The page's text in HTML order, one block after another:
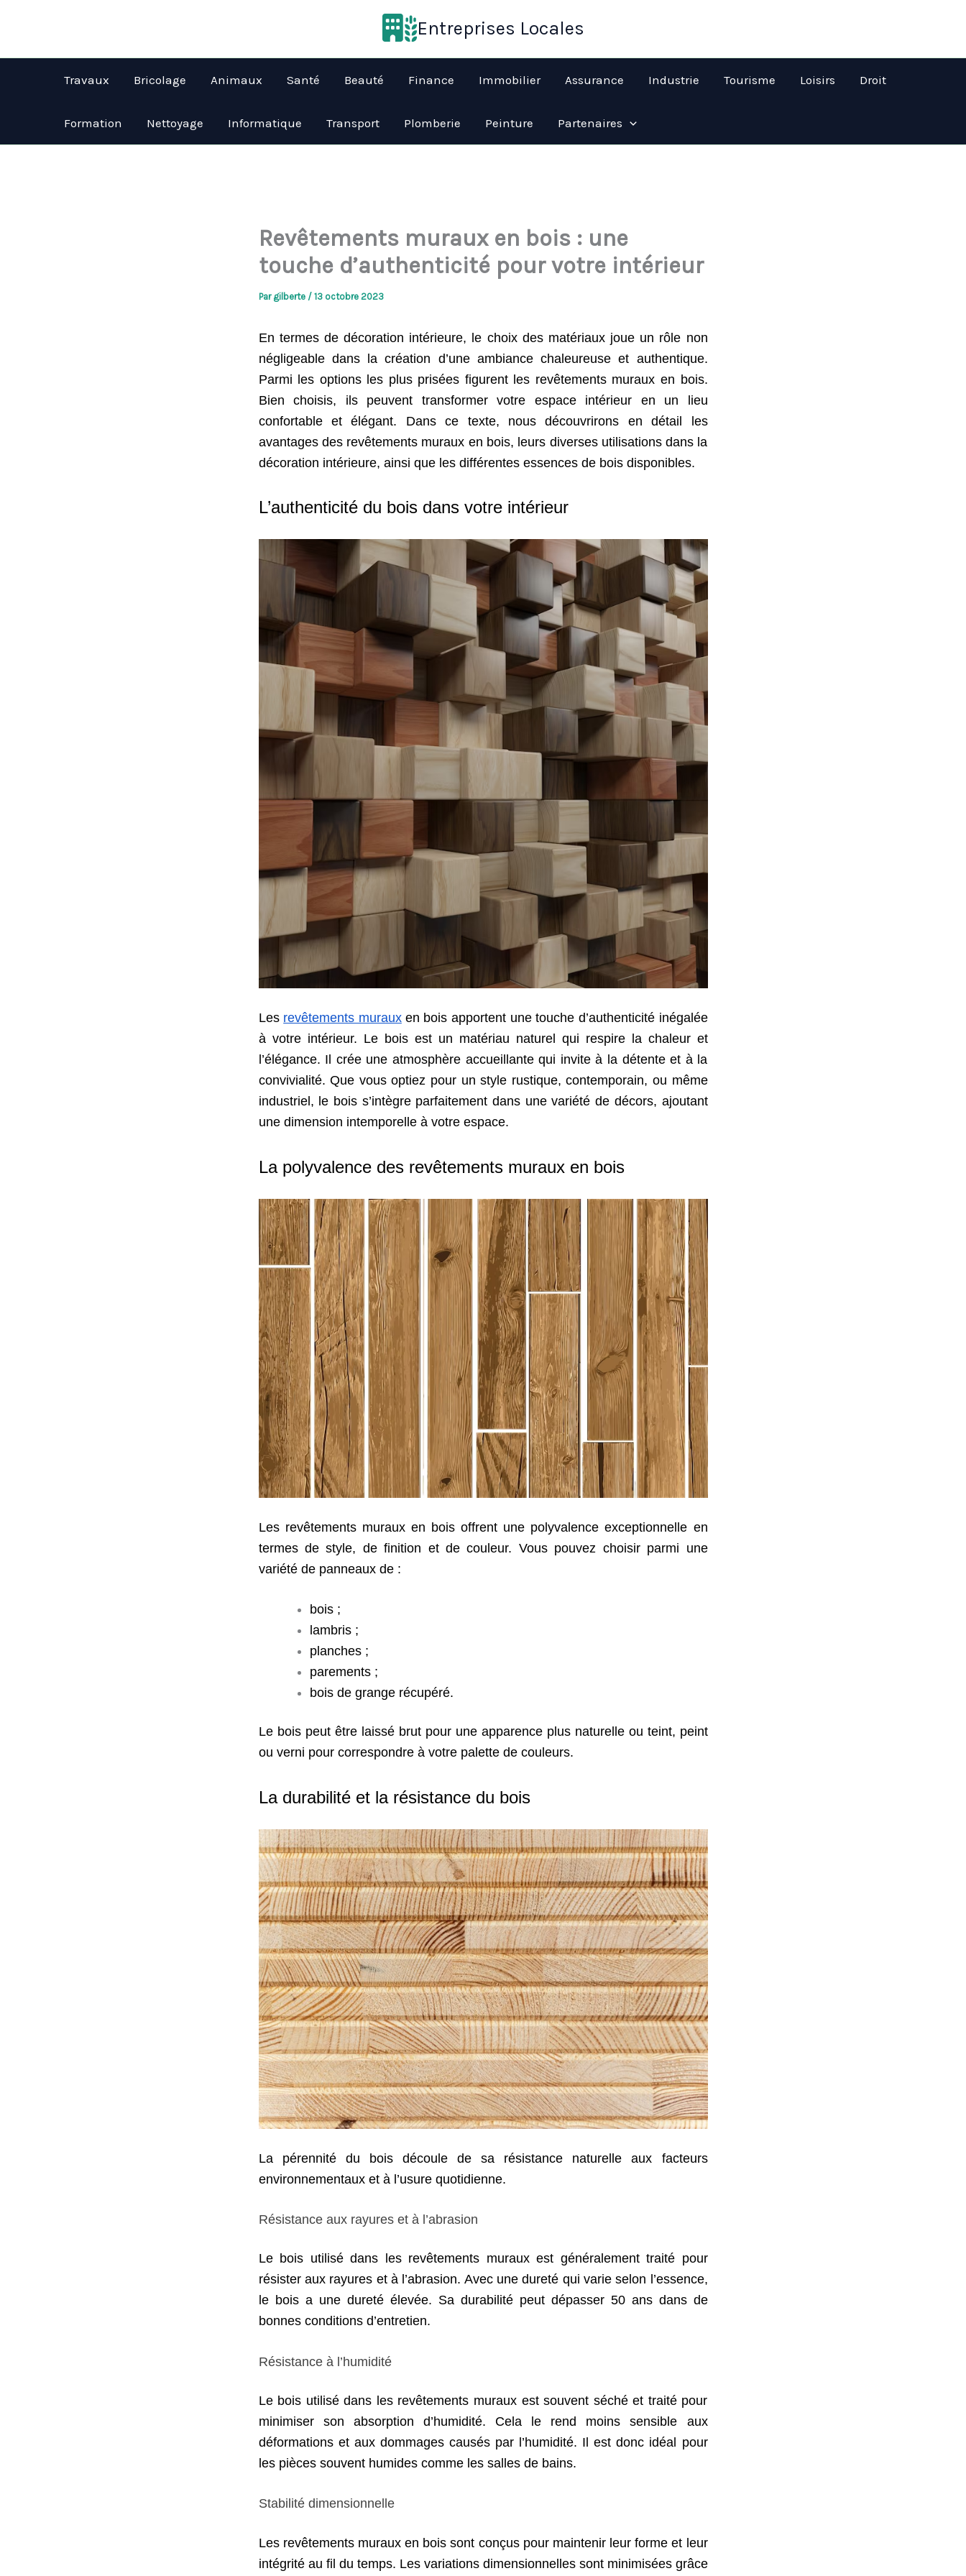
Entreprises Locales
Travaux Bricolage Animaux Santé Beauté Finance Immobilier Assurance Industrie Tourisme Loisirs Droit
Formation Nettoyage Informatique Transport Plomberie Peinture Partenaires
Revêtements muraux en bois : une
touche d’authenticité pour votre intérieur
Par gilberte / 13 octobre 2023
En termes de décoration intérieure, le choix des matériaux joue un rôle non
négligeable dans la création d’une ambiance chaleureuse et authentique.
Parmi les options les plus prisées figurent les revêtements muraux en bois.
Bien choisis, ils peuvent transformer votre espace intérieur en un lieu
confortable et élégant. Dans ce texte, nous découvrirons en détail les
avantages des revêtements muraux en bois, leurs diverses utilisations dans la
décoration intérieure, ainsi que les différentes essences de bois disponibles.
L’authenticité du bois dans votre intérieur
Les revêtements muraux en bois apportent une touche d’authenticité inégalée
à votre intérieur. Le bois est un matériau naturel qui respire la chaleur et
l’élégance. Il crée une atmosphère accueillante qui invite à la détente et à la
convivialité. Que vous optiez pour un style rustique, contemporain, ou même
industriel, le bois s’intègre parfaitement dans une variété de décors, ajoutant
une dimension intemporelle à votre espace.
La polyvalence des revêtements muraux en bois
Les revêtements muraux en bois offrent une polyvalence exceptionnelle en
termes de style, de finition et de couleur. Vous pouvez choisir parmi une
variété de panneaux de :
bois ;
lambris ;
planches ;
parements ;
bois de grange récupéré.
Le bois peut être laissé brut pour une apparence plus naturelle ou teint, peint
ou verni pour correspondre à votre palette de couleurs.
La durabilité et la résistance du bois
La pérennité du bois découle de sa résistance naturelle aux facteurs
environnementaux et à l’usure quotidienne.
Résistance aux rayures et à l’abrasion
Le bois utilisé dans les revêtements muraux est généralement traité pour
résister aux rayures et à l’abrasion. Avec une dureté qui varie selon l’essence,
le bois a une dureté élevée. Sa durabilité peut dépasser 50 ans dans de
bonnes conditions d’entretien.
Résistance à l’humidité
Le bois utilisé dans les revêtements muraux est souvent séché et traité pour
minimiser son absorption d’humidité. Cela le rend moins sensible aux
déformations et aux dommages causés par l’humidité. Il est donc idéal pour
les pièces souvent humides comme les salles de bains.
Stabilité dimensionnelle
Les revêtements muraux en bois sont conçus pour maintenir leur forme et leur
intégrité au fil du temps. Les variations dimensionnelles sont minimisées grâce